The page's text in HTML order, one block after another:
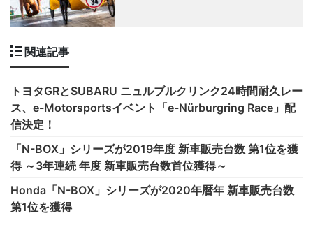
関連記事
トヨタGRとSUBARU ニュルブルクリンク24時間耐久レー
ス、e-Motorsportsイベント「e-Nürburgring Race」配
信決定！
「N-BOX」シリーズが2019年度 新車販売台数 第1位を獲
得 ～3年連続 年度 新車販売台数首位獲得～
Honda「N-BOX」シリーズが2020年暦年 新車販売台数
第1位を獲得